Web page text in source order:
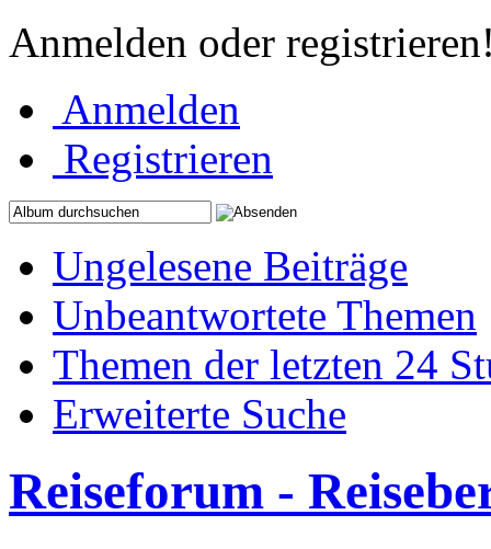
Anmelden oder
Anmelden
Registrieren
Ungelesene Beiträge
Unbeantwortete Themen
Themen der letzten 24
Erweiterte Suche
Reiseforum -